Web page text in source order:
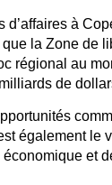
d’affaires à
la Zone de
régional au
de
également le
et